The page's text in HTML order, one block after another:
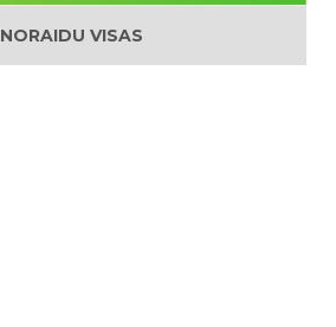
NORAIDU VISAS